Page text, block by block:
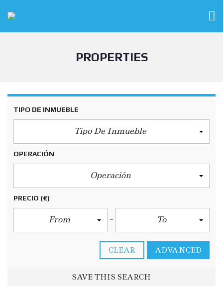
PROPERTIES
TIPO DE INMUEBLE
Tipo De Inmueble
OPERACIÓN
Operación
PRECIO (€)
From To
CLEAR ADVANCED
SAVE THIS SEARCH